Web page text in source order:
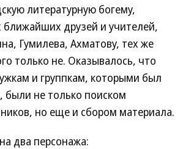
литературную богему,
ближайших друзей и учителей,
Гумилева, Ахматову, тех же
только не. Оказывалось, что
и группкам, которыми был
были не только поиском
но еще и сбором материала.
два персонажа: